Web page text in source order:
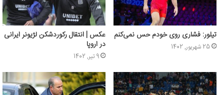
تیلور: فشاری روی خودم حس نمی‌کنم
25 شهریور, 1402
عکس | انتقال رکوردشکن لژیونر ایرانی
در اروپا
9 تیر, 1402